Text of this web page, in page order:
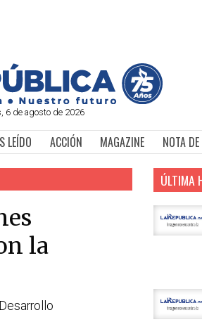
6 de agosto de 2026
LEÍDO ACCIÓN MAGAZINE NOTA
la
ÚLTIMA